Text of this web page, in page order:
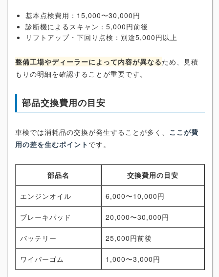
基本点検費用：15,000〜30,000円
診断機によるスキャン：5,000円前後
リフトアップ・下回り点検：別途5,000円以上
整備工場やディーラーによって内容が異なるため、見積
もりの明細を確認することが重要です。
部品交換費用の目安
車検では消耗品の交換が発生することが多く、 ここが費
用の差を生むポイント です。
部品名 交換費用の目安
エンジンオイル 6,000〜10,000円
ブレーキパッド 20,000〜30,000円
バッテリー 25,000円前後
ワイパーゴム 1,000〜3,000円